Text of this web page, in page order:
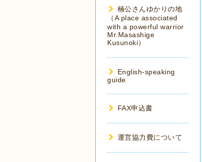
楠公さんゆかりの地
（A place associated
with a powerful warrior
Mr.Masashige
Kusunoki）
English-speaking
guide
FAX申込書
運営協力費について